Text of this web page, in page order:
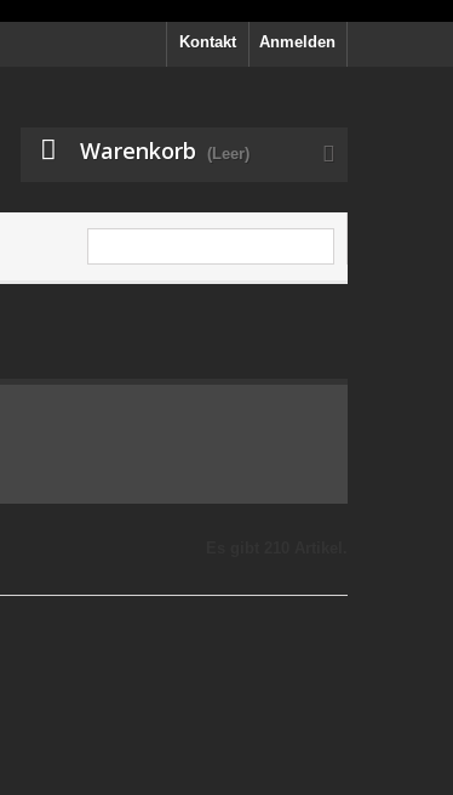
Anmelden
Kontakt
Warenkorb (Leer)